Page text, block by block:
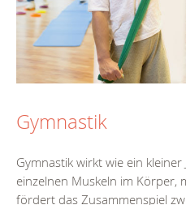
Gymnastik
Gymnastik wirkt wie ein
einzelnen Muskeln im Körper,
fördert das Zusammenspiel